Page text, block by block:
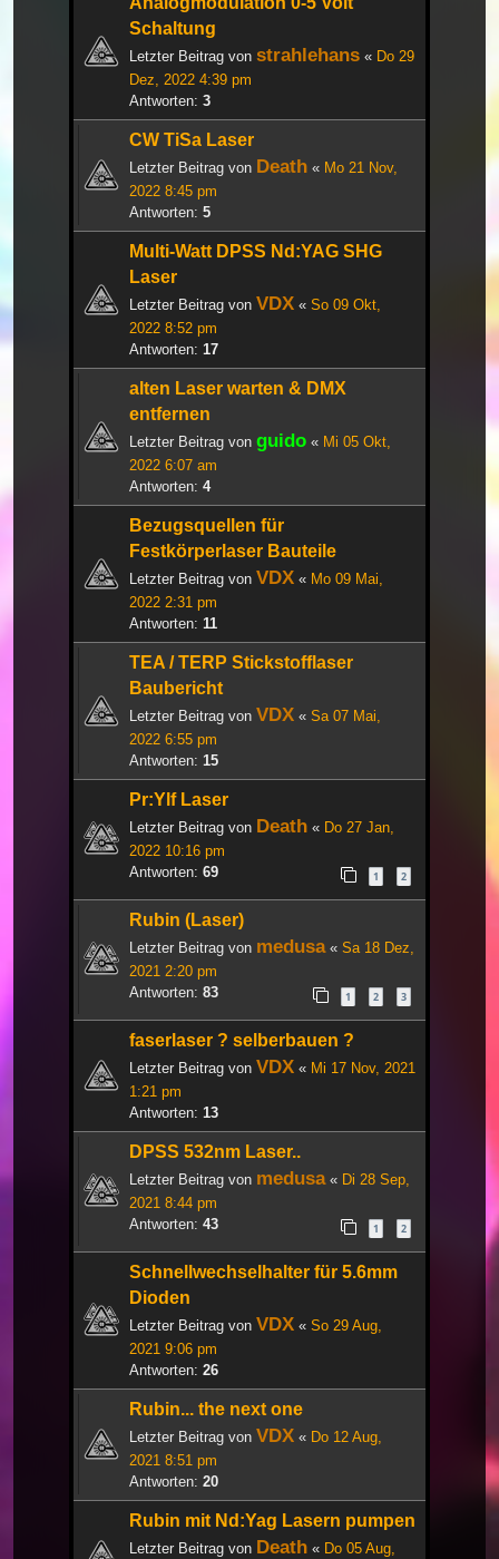
Schaltung
Letzter Beitrag von strahlehans « Do 29
Dez, 2022 4:39 pm
Antworten: 3
CW TiSa Laser
Letzter Beitrag von Death « Mo 21 Nov,
2022 8:45 pm
Antworten: 5
Multi-Watt DPSS Nd:YAG SHG
Laser
Letzter Beitrag von VDX « So 09 Okt,
2022 8:52 pm
Antworten: 17
alten Laser warten & DMX
entfernen
Letzter Beitrag von guido « Mi 05 Okt,
2022 6:07 am
Antworten: 4
Bezugsquellen für
Festkörperlaser Bauteile
Letzter Beitrag von VDX « Mo 09 Mai,
2022 2:31 pm
Antworten: 11
TEA / TERP Stickstofflaser
Baubericht
Letzter Beitrag von VDX « Sa 07 Mai,
2022 6:55 pm
Antworten: 15
Pr:Ylf Laser
Letzter Beitrag von Death « Do 27 Jan,
2022 10:16 pm
Antworten: 69 1 2
Rubin (Laser)
Letzter Beitrag von medusa« Sa 18 Dez,
2021 2:20 pm
Antworten: 83 1 2 3
faserlaser ? selberbauen ?
Letzter Beitrag von VDX « Mi 17 Nov, 2021
1:21 pm
Antworten: 13
DPSS 532nm Laser..
Letzter Beitrag von medusa« Di 28 Sep,
2021 8:44 pm
Antworten: 43 1 2
Schnellwechselhalter für 5.6mm
Dioden
Letzter Beitrag von VDX « So 29 Aug,
2021 9:06 pm
Antworten: 26
Rubin... the next one
Letzter Beitrag von VDX « Do 12 Aug,
2021 8:51 pm
Antworten: 20
Rubin mit Nd:Yag Lasern pumpen
Letzter Beitrag von Death « Do 05 Aug,